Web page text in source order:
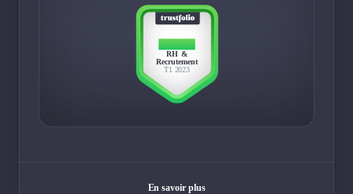
TOP 10
RH &
Recrutement
T1 2023
En savoir plus